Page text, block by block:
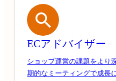
ECアドバイザー
ショップ運営の課題をより
期的なミーティングで成長